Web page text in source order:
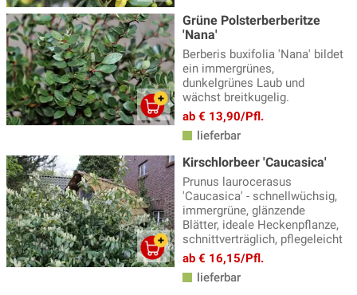
Grüne Polsterberberitze
'Nana'
Berberis buxifolia 'Nana' bildet
ein immergrünes,
dunkelgrünes Laub und
wächst breitkugelig.
ab € 13,90/Pfl.
lieferbar
Kirschlorbeer 'Caucasica'
Prunus laurocerasus
'Caucasica' - schnellwüchsig,
immergrüne, glänzende
Blätter, ideale Heckenpflanze,
schnittverträglich, pflegeleicht
ab € 16,15/Pfl.
lieferbar